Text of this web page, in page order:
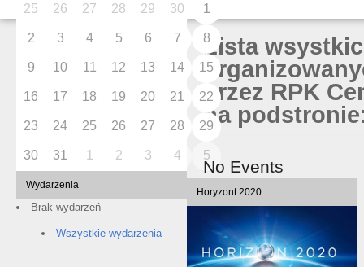
25 26 27 28 29 30 1
2 3 4 5 6 7 8
9 10 11 12 13 14 15
16 17 18 19 20 21 22
23 24 25 26 27 28 29
30 31 1 2 3 4 5
Wydarzenia
Brak wydarzeń
Wszystkie wydarzenia
Lista
przez RPK
na
No Events
Horyzont 2020